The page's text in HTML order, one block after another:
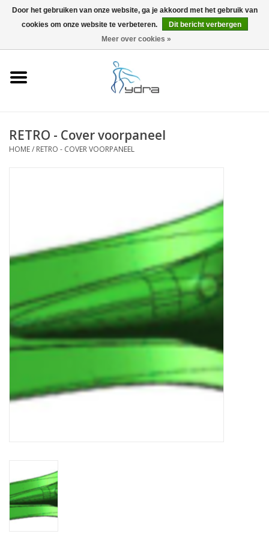
0 Artikelen - €0,00
RETRO - Cover voorpaneel
HOME/ RETRO - COVER VOORPANEEL
Door het gebruiken van onze website, ga je akkoord met het gebruik van
cookies om onze website te verbeteren.
Dit bericht verbergen
Meer over cookies »